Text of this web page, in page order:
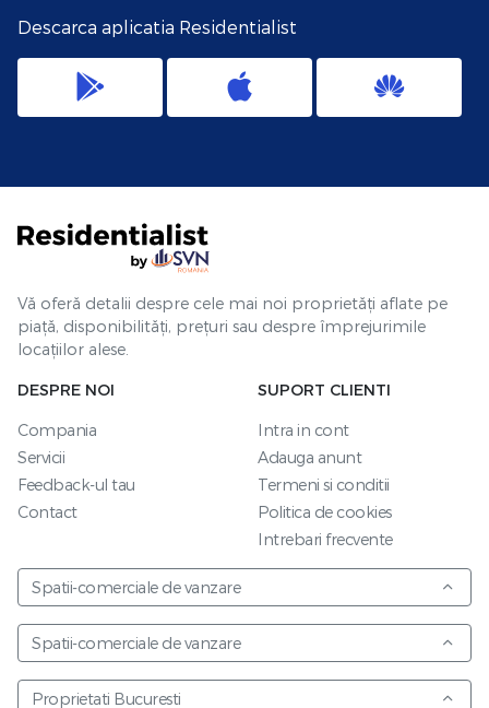
Descarca aplicatia Residentialist
Vă oferă detalii despre cele mai noi proprietăți aflate pe
piață, disponibilități, prețuri sau despre împrejurimile
locațiilor alese.
DESPRE NOI
Compania
Servicii
Feedback-ul tau
Contact
SUPORT CLIENTI
Intra in cont
Adauga anunt
Termeni si conditii
Politica de cookies
Intrebari frecvente
Spatii-comerciale de vanzare
Spatii-comerciale de vanzare
Proprietati Bucuresti